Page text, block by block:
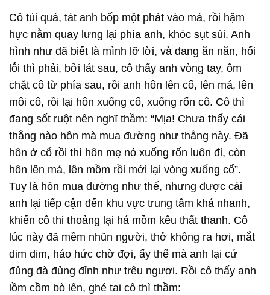
Cô tủi quá, tát anh bốp một phát vào má, rồi hậm
hực nằm quay lưng lại phía anh, khóc sụt sùi. Anh
hình như đã biết là mình lỡ lời, và đang ăn năn, hối
lỗi thì phải, bởi lát sau, cô thấy anh vòng tay, ôm
chặt cô từ phía sau, rồi anh hôn lên cổ, lên má, lên
môi cô, rồi lại hôn xuống cổ, xuống rốn cô. Cô thì
đang sốt ruột nên nghĩ thầm: “Mịa! Chưa thấy cái
thằng nào hôn mà mua đường như thằng này. Đã
hôn ở cổ rồi thì hôn mẹ nó xuống rốn luôn đi, còn
hôn lên má, lên mồm rồi mới lại vòng xuống cổ”.
Tuy là hôn mua đường như thế, nhưng được cái
anh lại tiếp cận đến khu vực trung tâm khá nhanh,
khiến cô thi thoảng lại há mồm kêu thất thanh. Cô
lúc này đã mềm nhũn người, thở không ra hơi, mắt
dim dim, háo hức chờ đợi, ấy thế mà anh lại cứ
đủng đà đủng đỉnh như trêu ngươi. Rồi cô thấy anh
lồm cồm bò lên, ghé tai cô thì thầm: